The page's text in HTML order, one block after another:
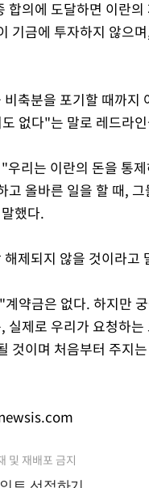
합의에 도달하면 이란
기금에 투자하지 않으
축분을 포기할 때까
없다"는 말로 레드라
리는 이란의 돈을 통
고 올바른 일을 할 때,
했다.
제되지 않을 것이라고
약금은 없다. 하지만
실제로 우리가 요청하
것이며 처음부터 주지
및 재배포 금지